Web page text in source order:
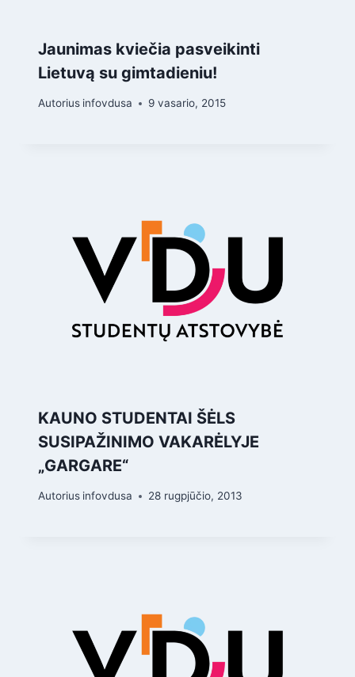
Jaunimas kviečia pasveikinti
Lietuvą su gimtadieniu!
Autorius infovdusa 9 vasario, 2015
KAUNO STUDENTAI ŠĖLS
SUSIPAŽINIMO VAKARĖLYJE
„GARGARE“
Autorius infovdusa 28 rugpjūčio, 2013